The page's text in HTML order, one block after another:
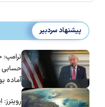
پیشنهاد سردبیر
حسابی
آماده